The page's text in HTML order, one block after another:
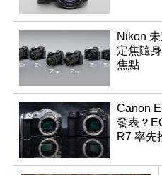
Nikon
定焦隨
焦點
Canon
發表？
R7 率先